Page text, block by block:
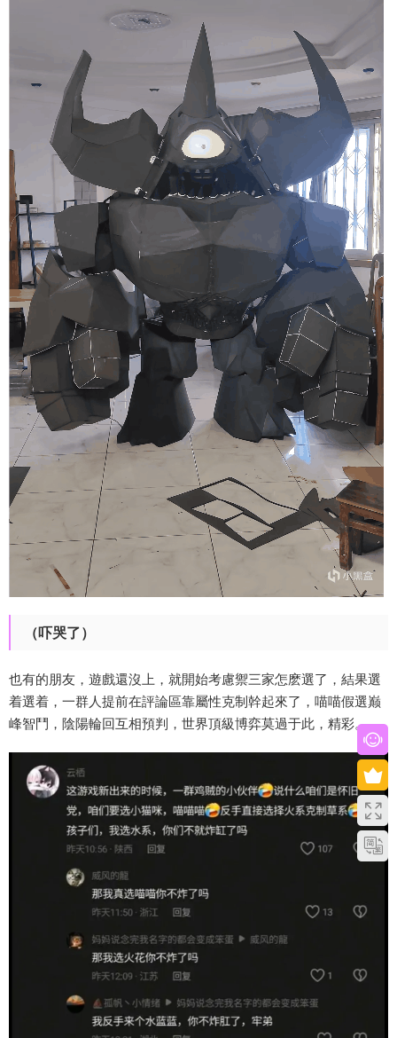
（吓哭了）
也有的朋友，遊戲還沒上，就開始考慮禦三家怎麽選了，結果選
着選着，一群人提前在評論區靠屬性克制幹起來了，喵喵假選巅
峰智鬥，陰陽輪回互相預判，世界頂級博弈莫過于此，精彩。